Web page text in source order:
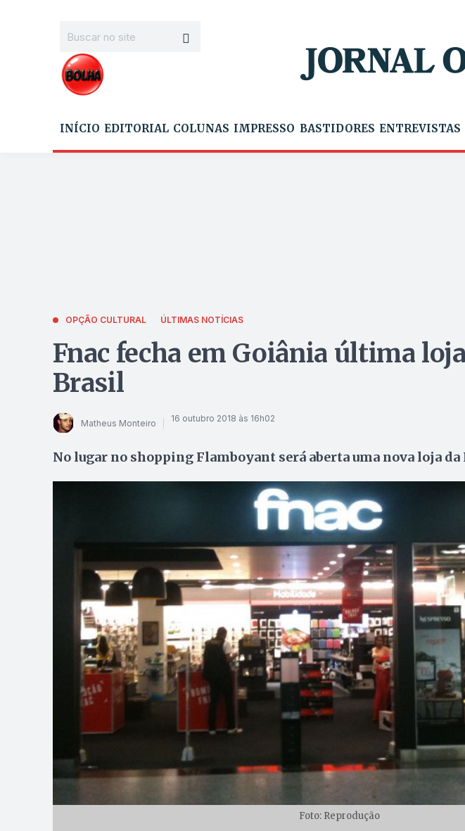
INÍCIO EDITORIAL COLUNAS IMPRESSO BASTIDORES ENTREVISTAS
OPÇÃO CULTURAL ÚLTIMAS NOTÍCIAS
Fnac fecha em Goiânia última
Brasil
Matheus Monteiro 16 outubro 2018 às 16h02
No lugar no shopping Flamboyant será aberta uma nova loja
Foto: Reprodução